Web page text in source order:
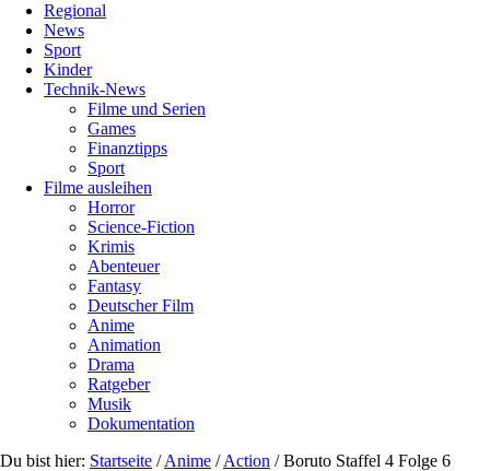
Regional
News
Sport
Kinder
Technik-News
Filme und Serien
Games
Finanztipps
Sport
Filme ausleihen
Horror
Science-Fiction
Krimis
Abenteuer
Fantasy
Deutscher Film
Anime
Animation
Drama
Ratgeber
Musik
Dokumentation
Du bist hier: Startseite / Anime / Action /Boruto Staffel 4 Folge 6